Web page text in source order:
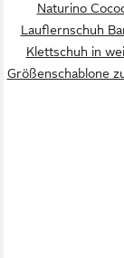
Naturino
Lauflernschuh
Klettschuh in
Größenschablone